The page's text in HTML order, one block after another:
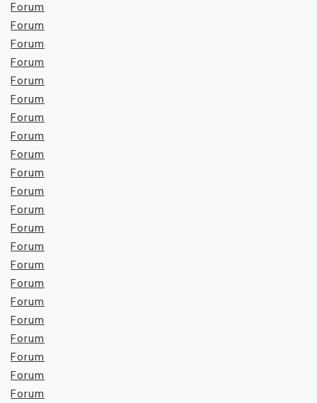
Forum
Forum
Forum
Forum
Forum
Forum
Forum
Forum
Forum
Forum
Forum
Forum
Forum
Forum
Forum
Forum
Forum
Forum
Forum
Forum
Forum
Forum